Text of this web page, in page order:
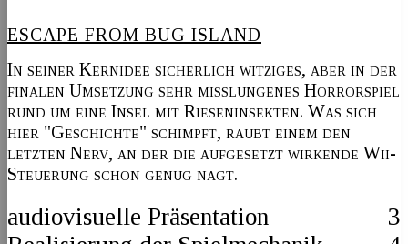
ESCAPE FROM BUG ISLAND
In seiner Kernidee sicherlich witziges, aber in der
finalen Umsetzung sehr misslungenes Horrorspiel
rund um eine Insel mit Rieseninsekten. Was sich
hier "Geschichte" schimpft, raubt einem den
letzten Nerv, an der die aufgesetzt wirkende Wii-
Steuerung schon genug nagt.
audiovisuelle Präsentation
3